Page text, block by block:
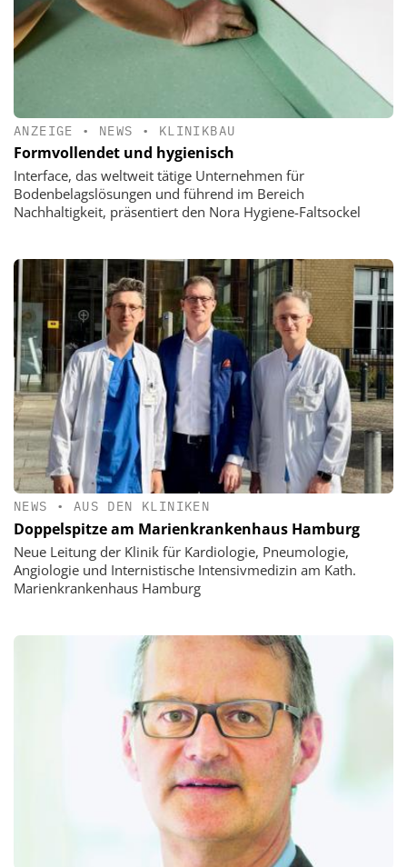
ANZEIGE • NEWS • KLINIKBAU
Formvollendet und hygienisch
Interface, das weltweit tätige Unternehmen für
Bodenbelagslösungen und führend im Bereich
Nachhaltigkeit, präsentiert den Nora Hygiene-Faltsockel
NEWS • AUS DEN KLINIKEN
Doppelspitze am Marienkrankenhaus Hamburg
Neue Leitung der Klinik für Kardiologie, Pneumologie,
Angiologie und Internistische Intensivmedizin am Kath.
Marienkrankenhaus Hamburg